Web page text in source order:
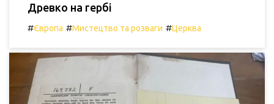
Древко на гербі
#Європа #Мистецтво та розваги #Церква